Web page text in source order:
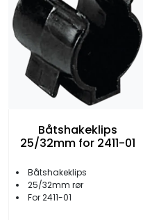
Båtshakeklips
25/32mm for 2411-01
Båtshakeklips
25/32mm rør
For 2411-01